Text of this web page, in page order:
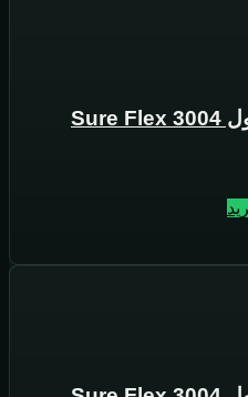
چسب کاشی پودری شورلول Sure Flex 3004